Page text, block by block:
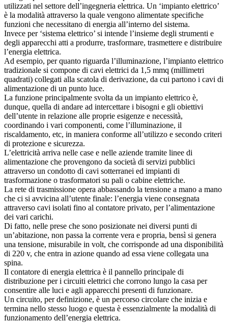
utilizzati nel settore dell’ingegneria elettrica. Un ‘impianto elettrico’
è la modalità attraverso la quale vengono alimentate specifiche
funzioni che necessitano di energia all’interno del sistema.
Invece per ‘sistema elettrico’ si intende l’insieme degli strumenti e
degli apparecchi atti a produrre, trasformare, trasmettere e distribuire
l’energia elettrica.
Ad esempio, per quanto riguarda l’illuminazione, l’impianto elettrico
tradizionale si compone di cavi elettrici da 1,5 mmq (millimetri
quadrati) collegati alla scatola di derivazione, da cui partono i cavi di
alimentazione di un punto luce.
La funzione principalmente svolta da un impianto elettrico è,
dunque, quella di andare ad intercettare i bisogni e gli obiettivi
dell’utente in relazione alle proprie esigenze e necessità,
coordinando i vari componenti, come l’illuminazione, il
riscaldamento, etc, in maniera conforme all’utilizzo e secondo criteri
di protezione e sicurezza.
L’elettricità arriva nelle case e nelle aziende tramite linee di
alimentazione che provengono da società di servizi pubblici
attraverso un condotto di cavi sotterranei ed impianti di
trasformazione o trasformatori su pali o cabine elettriche.
La rete di trasmissione opera abbassando la tensione a mano a mano
che ci si avvicina all’utente finale: l’energia viene consegnata
attraverso cavi isolati fino al contatore privato, per l’alimentazione
dei vari carichi.
Di fatto, nelle prese che sono posizionate nei diversi punti di
un’abitazione, non passa la corrente vera e propria, bensì si genera
una tensione, misurabile in volt, che corrisponde ad una disponibilità
di 220 v, che entra in azione quando ad essa viene collegata una
spina.
Il contatore di energia elettrica è il pannello principale di
distribuzione per i circuiti elettrici che corrono lungo la casa per
consentire alle luci e agli apparecchi presenti di funzionare.
Un circuito, per definizione, è un percorso circolare che inizia e
termina nello stesso luogo e questa è essenzialmente la modalità di
funzionamento dell’energia elettrica.